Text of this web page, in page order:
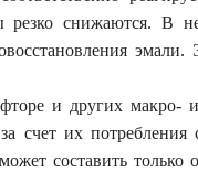
снижаются. В
эмали.
фторе и других
счет их
составить только